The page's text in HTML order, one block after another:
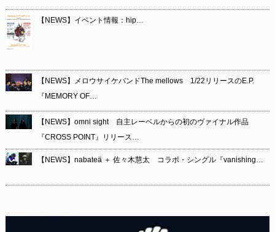
【NEWS】イベント情報：hip…
【NEWS】メロウサイケバンドThe mellows 1/22リリースのE.P.
『MEMORY OF…
【NEWS】omni sight 自主レーベルからの初のヴァイナル作品
『CROSS POINT』リリース…
【NEWS】nabateä ＋ 佐々木慧太 コラボ・シングル『vanishing…